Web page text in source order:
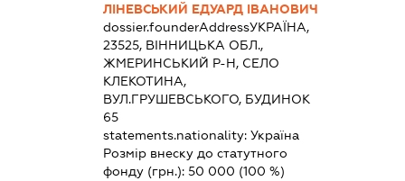
ЛІНЕВСЬКИЙ ЕДУАРД ІВАНОВИЧ
dossier.founderAddressУКРАЇНА,
23525, ВІННИЦЬКА ОБЛ.,
ЖМЕРИНСЬКИЙ Р-Н, СЕЛО
КЛЕКОТИНА,
ВУЛ.ГРУШЕВСЬКОГО, БУДИНОК
65
statements.nationality: Україна
Розмір внеску до статутного
фонду (грн.): 50 000 (100 %)